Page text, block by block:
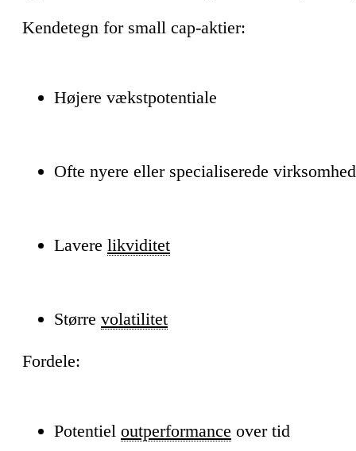
Kendetegn for small cap-aktier:
Højere vækstpotentiale
Ofte nyere eller specialiserede
Lavere likviditet
Større volatilitet
Fordele:
Potentiel outperformance over tid